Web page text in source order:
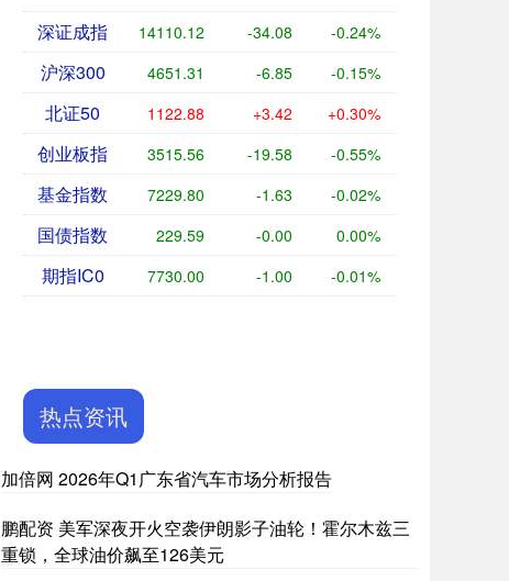
深证成指 14110.12 -34.08 -0.24%
沪深300 4651.31 -6.85 -0.15%
北证50 1122.88 +3.42 +0.30%
创业板指 3515.56 -19.58 -0.55%
基金指数 7229.80 -1.63 -0.02%
国债指数 229.59 -0.00 0.00%
期指IC0 7730.00 -1.00 -0.01%
热点资讯
加倍网 2026年Q1广东省汽车市场分析报告
鹏配资 美军深夜开火空袭伊朗影子油轮！霍尔木兹三
重锁，全球油价飙至126美元